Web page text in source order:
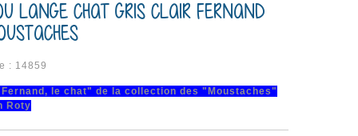
LANGE CHAT GRIS CLAIR FERNAND
: 14859
le chat" de la collection des "Moustaches"
Roty